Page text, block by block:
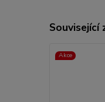
Související
Akce